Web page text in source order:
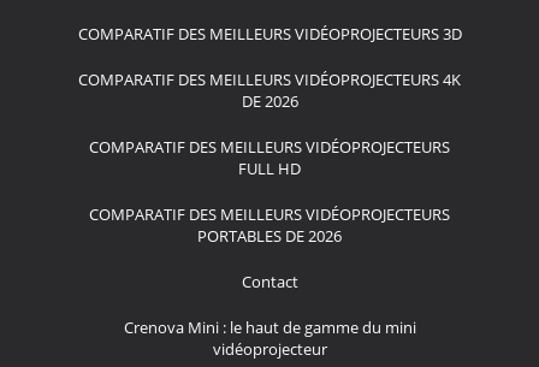
COMPARATIF DES MEILLEURS VIDÉOPROJECTEURS 3D
COMPARATIF DES MEILLEURS VIDÉOPROJECTEURS 4K
DE 2026
COMPARATIF DES MEILLEURS VIDÉOPROJECTEURS
FULL HD
COMPARATIF DES MEILLEURS VIDÉOPROJECTEURS
PORTABLES DE 2026
Contact
Crenova Mini : le haut de gamme du mini
vidéoprojecteur